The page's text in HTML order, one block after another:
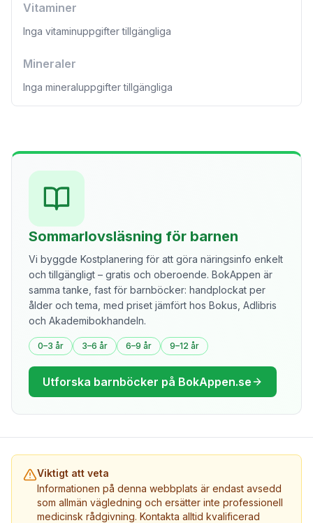
Vitaminer
Inga vitaminuppgifter tillgängliga
Mineraler
Inga mineraluppgifter tillgängliga
Sommarlovsläsning för barnen
Vi byggde Kostplanering för att göra näringsinfo enkelt
och tillgängligt – gratis och oberoende. BokAppen är
samma tanke, fast för barnböcker: handplockat per
ålder och tema, med priset jämfört hos Bokus, Adlibris
och Akademibokhandeln.
0–3 år 3–6 år 6–9 år 9–12 år
Utforska barnböcker på BokAppen.se
Viktigt att veta
Informationen på denna webbplats är endast avsedd
som allmän vägledning och ersätter inte professionell
medicinsk rådgivning. Kontakta alltid kvalificerad